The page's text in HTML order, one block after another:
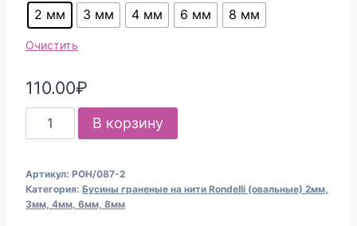
2 мм
3 мм 4 мм 6 мм 8 мм
Очистить
110.00₽
Количество
товара
граненые
овальные
В корзину
Артикул: РОН/087-2
Категория: Бусины граненые на нити Rondelli (овальные) 2мм,
3мм, 4мм, 6мм, 8мм